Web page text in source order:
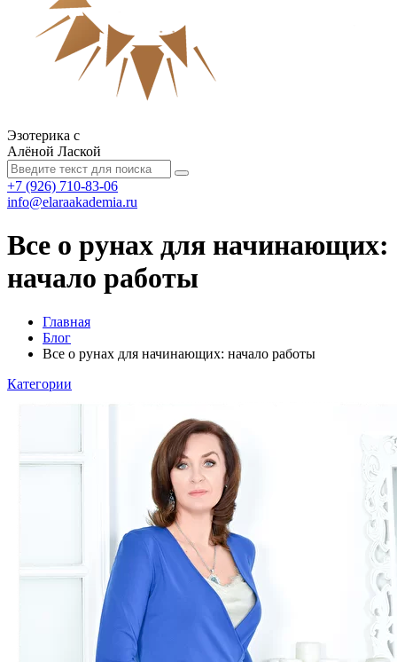
Эзотерика с
Алёной Лаской
+7 (926) 710-83-06
info@elaraakademia.ru
Все о рунах для начинающих:
начало работы
Главная
Блог
Все о рунах для начинающих: начало работы
Категории